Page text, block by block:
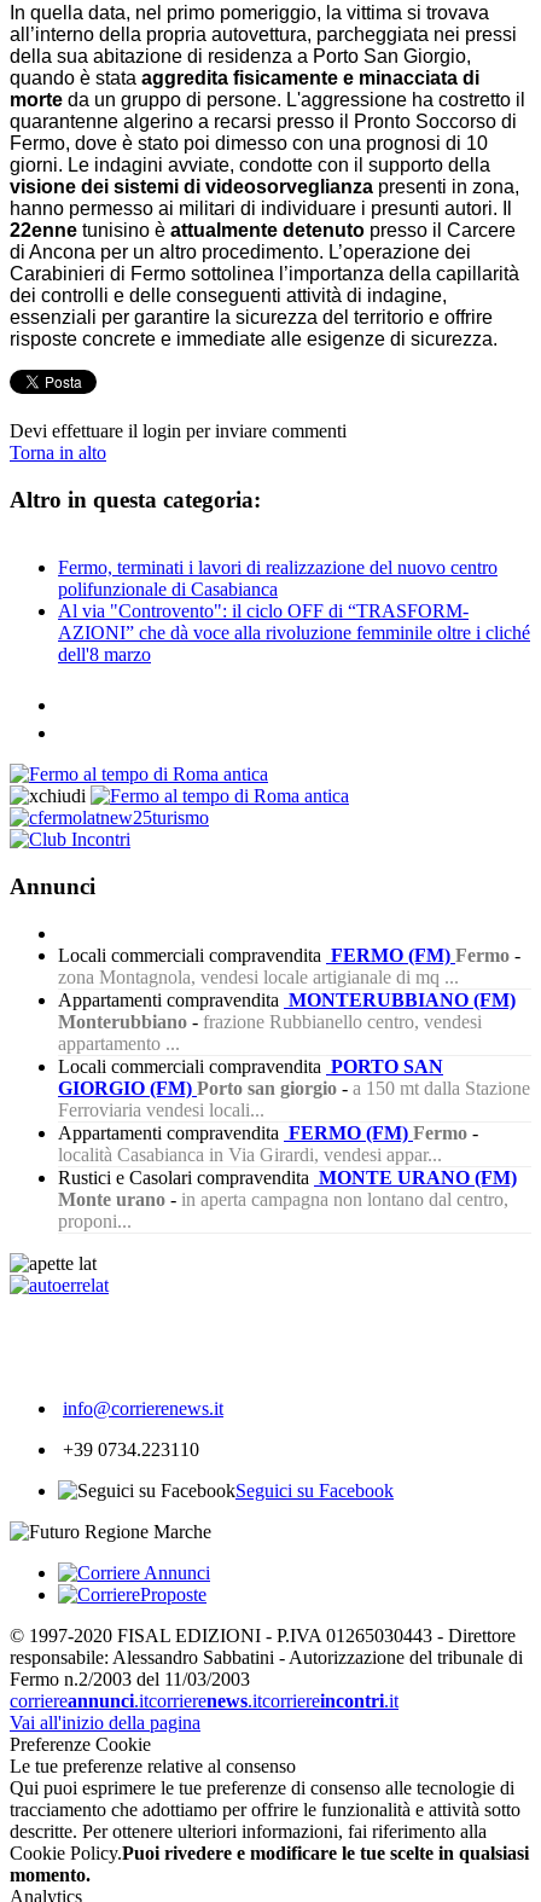
In quella data, nel primo pomeriggio, la vittima si trovava
all’interno della propria autovettura, parcheggiata nei pressi
della sua abitazione di residenza a Porto San Giorgio,
quando è stata aggredita fisicamente e minacciata di
morte da un gruppo di persone. L'aggressione ha costretto il
quarantenne algerino a recarsi presso il Pronto Soccorso di
Fermo, dove è stato poi dimesso con una prognosi di 10
giorni. Le indagini avviate, condotte con il supporto della
visione dei sistemi di videosorveglianza presenti in zona,
hanno permesso ai militari di individuare i presunti autori. Il
22enne tunisino è attualmente detenuto presso il Carcere
di Ancona per un altro procedimento. L’operazione dei
Carabinieri di Fermo sottolinea l’importanza della capillarità
dei controlli e delle conseguenti attività di indagine,
essenziali per garantire la sicurezza del territorio e offrire
risposte concrete e immediate alle esigenze di sicurezza.
Devi effettuare il login per inviare commenti
Torna in alto
Altro in questa categoria:
Fermo, terminati i lavori di realizzazione del nuovo centro
polifunzionale di Casabianca
Al via "Controvento": il ciclo OFF di “TRASFORM-
AZIONI” che dà voce alla rivoluzione femminile oltre i cliché
dell'8 marzo
Annunci
Locali commerciali compravendita FERMO (FM) Fermo -
zona Montagnola, vendesi locale artigianale di mq ...
Appartamenti compravendita MONTERUBBIANO (FM)
Monterubbiano - frazione Rubbianello centro, vendesi
appartamento ...
Locali commerciali compravendita PORTO SAN
GIORGIO (FM) Porto san giorgio - a 150 mt dalla Stazione
Ferroviaria vendesi locali...
Appartamenti compravendita FERMO (FM) Fermo -
località Casabianca in Via Girardi, vendesi appar...
Rustici e Casolari compravendita MONTE URANO (FM)
Monte urano - in aperta campagna non lontano dal centro,
proponi...
info@corrierenews.it
+39 0734.223110
Seguici su Facebook
© 1997-2020 FISAL EDIZIONI - P.IVA 01265030443 - Direttore
responsabile: Alessandro Sabbatini - Autorizzazione del tribunale di
Fermo n.2/2003 del 11/03/2003
corriereannunci.itcorrierenews.itcorriereincontri.it
Vai all'inizio della pagina
Preferenze Cookie
Le tue preferenze relative al consenso
Qui puoi esprimere le tue preferenze di consenso alle tecnologie di
tracciamento che adottiamo per offrire le funzionalità e attività sotto
descritte. Per ottenere ulteriori informazioni, fai riferimento alla
Cookie Policy.Puoi rivedere e modificare le tue scelte in qualsiasi
momento.
Analytics